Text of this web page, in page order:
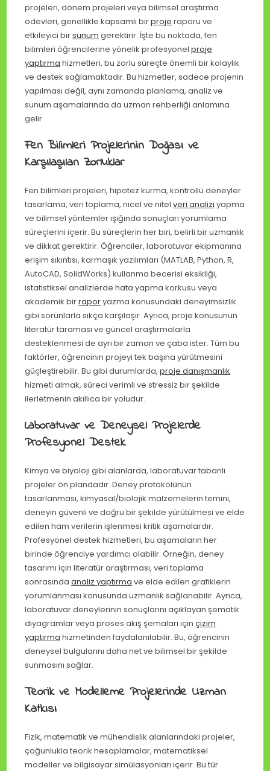
projeleri, dönem projeleri veya bilimsel araştırma
ödevleri, genellikle kapsamlı birproje raporu ve
etkileyici birsunum gerektirir. İşte bu noktada, fen
bilimleri öğrencilerine yönelik profesyonelproje
yaptırma hizmetleri, bu zorlu süreçte önemli bir kolaylık
ve destek sağlamaktadır. Bu hizmetler, sadece projenin
yapılması değil, aynı zamanda planlama, analiz ve
sunum aşamalarında da uzman rehberliği anlamına
gelir.
Fen Bilimleri Projelerinin Doğası ve
Karşılaşılan Zorluklar
Fen bilimleri projeleri, hipotez kurma, kontrollü deneyler
tasarlama, veri toplama, nicel ve nitelveri analizi yapma
ve bilimsel yöntemler ışığında sonuçları yorumlama
süreçlerini içerir. Bu süreçlerin her biri, belirli bir uzmanlık
ve dikkat gerektirir. Öğrenciler, laboratuvar ekipmanına
erişim sıkıntısı, karmaşık yazılımları (MATLAB, Python, R,
AutoCAD, SolidWorks) kullanma becerisi eksikliği,
istatistiksel analizlerde hata yapma korkusu veya
akademik birraporyazma konusundaki deneyimsizlik
gibi sorunlarla sıkça karşılaşır. Ayrıca, proje konusunun
literatür taraması ve güncel araştırmalarla
desteklenmesi de ayrı bir zaman ve çaba ister. Tüm bu
faktörler, öğrencinin projeyi tek başına yürütmesini
güçleştirebilir. Bu gibi durumlarda,proje danışmanlık
hizmeti almak, süreci verimli ve stressiz bir şekilde
ilerletmenin akıllıca bir yoludur.
Laboratuvar ve Deneysel Projelerde
Profesyonel Destek
Kimya ve biyoloji gibi alanlarda, laboratuvar tabanlı
projeler ön plandadır. Deney protokolünün
tasarlanması, kimyasal/biolojik malzemelerin temini,
deneyin güvenli ve doğru bir şekilde yürütülmesi ve elde
edilen ham verilerin işlenmesi kritik aşamalardır.
Profesyonel destek hizmetleri, bu aşamaların her
birinde öğrenciye yardımcı olabilir. Örneğin, deney
tasarımı için literatür araştırması, veri toplama
sonrasındaanaliz yaptırma ve elde edilen grafiklerin
yorumlanması konusunda uzmanlık sağlanabilir. Ayrıca,
laboratuvar deneylerinin sonuçlarını açıklayan şematik
diyagramlar veya proses akış şemaları içinçizim
yaptırma hizmetinden faydalanılabilir. Bu, öğrencinin
deneysel bulgularını daha net ve bilimsel bir şekilde
sunmasını sağlar.
Teorik ve Modelleme Projelerinde Uzman
Katkısı
Fizik, matematik ve mühendislik alanlarındaki projeler,
çoğunlukla teorik hesaplamalar, matematiksel
modeller ve bilgisayar simülasyonları içerir. Bu tür